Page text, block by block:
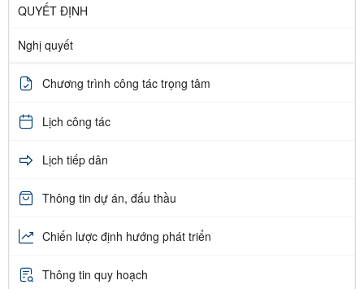
QUYẾT ĐỊNH
Nghị quyết
Chương trình công tác trọng tâm
Lịch công tác
Lịch tiếp dân
Thông tin dự án, đấu thầu
Chiến lược định hướng phát triển
Thông tin quy hoạch